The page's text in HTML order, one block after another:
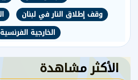
وقف إطلاق النار في لبنان
الخارجية الفرنسية
الأكثر مشاهدة